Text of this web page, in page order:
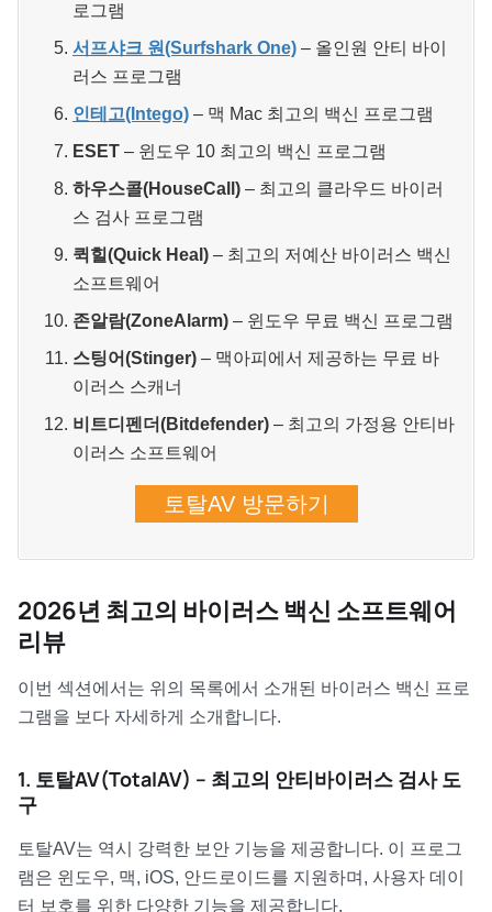
로그램
서프샤크 원(Surfshark One) – 올인원 안티 바이
러스 프로그램
인테고(Intego) – 맥 Mac 최고의 백신 프로그램
ESET – 윈도우 10 최고의 백신 프로그램
하우스콜(HouseCall) – 최고의 클라우드 바이러
스 검사 프로그램
퀵힐(Quick Heal) – 최고의 저예산 바이러스 백신
소프트웨어
존알람(ZoneAlarm) – 윈도우 무료 백신 프로그램
스팅어(Stinger) – 맥아피에서 제공하는 무료 바
이러스 스캐너
비트디펜더(Bitdefender) – 최고의 가정용 안티바
이러스 소프트웨어
토탈AV 방문하기
2026년 최고의 바이러스 백신 소프트웨어
리뷰
이번 섹션에서는 위의 목록에서 소개된 바이러스 백신 프로
그램을 보다 자세하게 소개합니다.
1. 토탈AV(TotalAV) – 최고의 안티바이러스 검사 도
구
토탈AV는 역시 강력한 보안 기능을 제공합니다. 이 프로그
램은 윈도우, 맥, iOS, 안드로이드를 지원하며, 사용자 데이
터 보호를 위한 다양한 기능을 제공합니다.